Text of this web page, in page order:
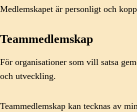
Medlemskapet är personligt och
Teammedlemskap
För organisationer som vill satsa
och utveckling.
Teammedlemskap kan tecknas av